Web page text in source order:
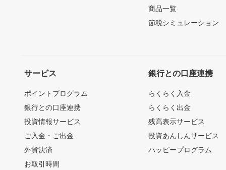
商品一覧
節税シミュレーション
サービス
ポイントプログラム
銀行との口座連携
投資情報サービス
ご入金・ご出金
外貨決済
お取引時間
銀行との口座連携
らくらく入金
らくらく出金
残高表示サービス
投資あんしんサービス
ハッピープログラム